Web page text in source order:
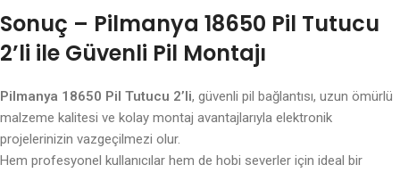
Sonuç – Pilmanya 18650 Pil Tutucu
2’li ile Güvenli Pil Montajı
Pilmanya 18650 Pil Tutucu 2’li, güvenli pil bağlantısı, uzun ömürlü
malzeme kalitesi ve kolay montaj avantajlarıyla elektronik
projelerinizin vazgeçilmezi olur.
Hem profesyonel kullanıcılar hem de hobi severler için ideal bir